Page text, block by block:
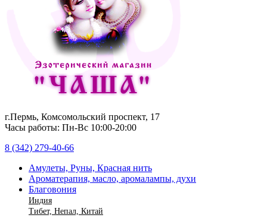
г.Пермь, Комсомольский проспект, 17
Часы работы: Пн-Вс 10:00-20:00
8 (342) 279-40-66
Амулеты, Руны, Красная нить
Ароматерапия, масло, аромалампы, духи
Благовония
Индия
Тибет, Непал, Китай